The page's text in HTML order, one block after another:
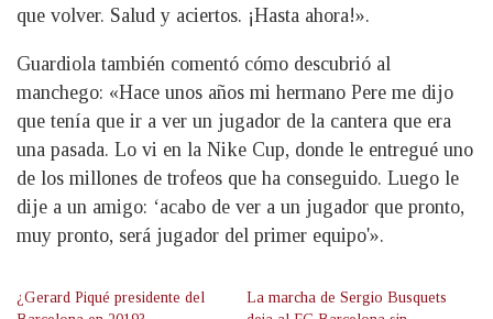
que volver. Salud y aciertos. ¡Hasta ahora!».
Guardiola también comentó cómo descubrió al
manchego: «Hace unos años mi hermano Pere me dijo
que tenía que ir a ver un jugador de la cantera que era
una pasada. Lo vi en la Nike Cup, donde le entregué uno
de los millones de trofeos que ha conseguido. Luego le
dije a un amigo: ‘acabo de ver a un jugador que pronto,
muy pronto, será jugador del primer equipo'».
¿Gerard Piqué presidente del
La marcha de Sergio Busquets